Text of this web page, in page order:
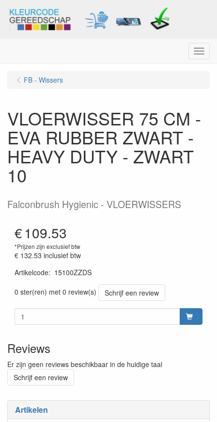
Menu
Artikelen
FB - Wissers
VLOERWISSER 75 CM -
EVA RUBBER ZWART -
HEAVY DUTY - ZWART
10
Falconbrush Hygienic - VLOERWISSERS
€109.53
*Prijzen zijn exclusief btw
€ 132.53 inclusief btw
Artikelcode: 15100ZZDS
0 ster(ren) met 0 review(s)
Schrijf een review
Reviews
Er zijn geen reviews beschikbaar in de huidige taal
Schrijf een review